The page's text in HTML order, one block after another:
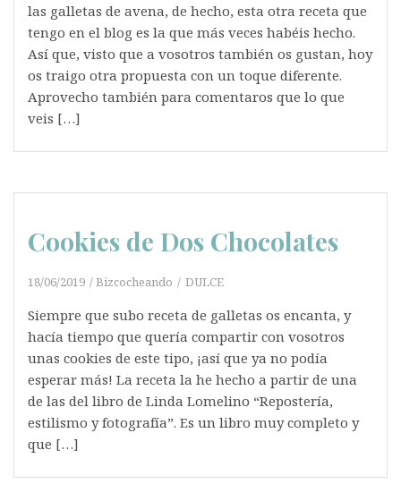
las galletas de avena, de hecho, esta otra receta que
tengo en el blog es la que más veces habéis hecho.
Así que, visto que a vosotros también os gustan, hoy
os traigo otra propuesta con un toque diferente.
Aprovecho también para comentaros que lo que
veis […]
Cookies de Dos Chocolates
18/06/2019 Bizcocheando DULCE
Siempre que subo receta de galletas os encanta, y
hacía tiempo que quería compartir con vosotros
unas cookies de este tipo, ¡así que ya no podía
esperar más! La receta la he hecho a partir de una
de las del libro de Linda Lomelino “Repostería,
estilismo y fotografía”. Es un libro muy completo y
que […]